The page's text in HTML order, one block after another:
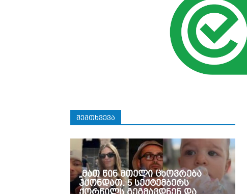
ᲨᲔᲛᲗᲮᲕᲔᲕᲐ
„მათ წინ მთელი ცხოვრება
ჰქონდათ. 5 სექტემბერს
ქორწილს გეგმავდნენ და